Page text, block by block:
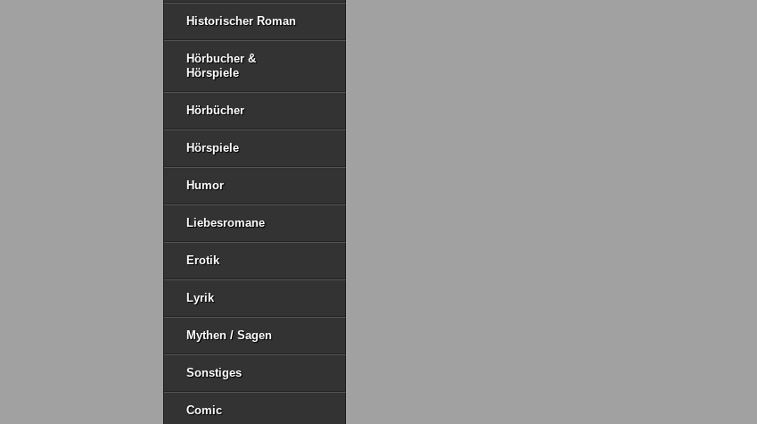
Historischer Roman
Hörbucher &
Hörspiele
Hörbücher
Hörspiele
Humor
Liebesromane
Erotik
Lyrik
Mythen / Sagen
Sonstiges
Comic